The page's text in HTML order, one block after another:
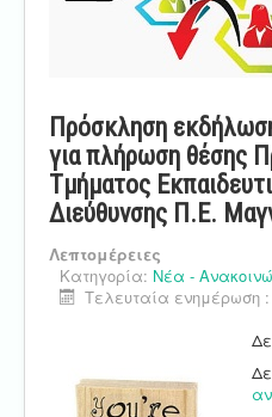
Πρόσκληση
για πλήρωση θέσης
Τμήματος
Διεύθυνσης Π.Ε.
Λεπτομέρειες
Κατηγορία: Νέα -
Τελευταία ενημέρωση :